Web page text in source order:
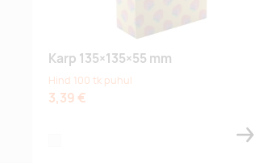
Karp 135×135×55 mm
Hind 100 tk puhul
3,39 €